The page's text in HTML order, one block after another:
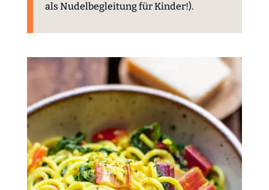
als Nudelbegleitung für Kinder!).